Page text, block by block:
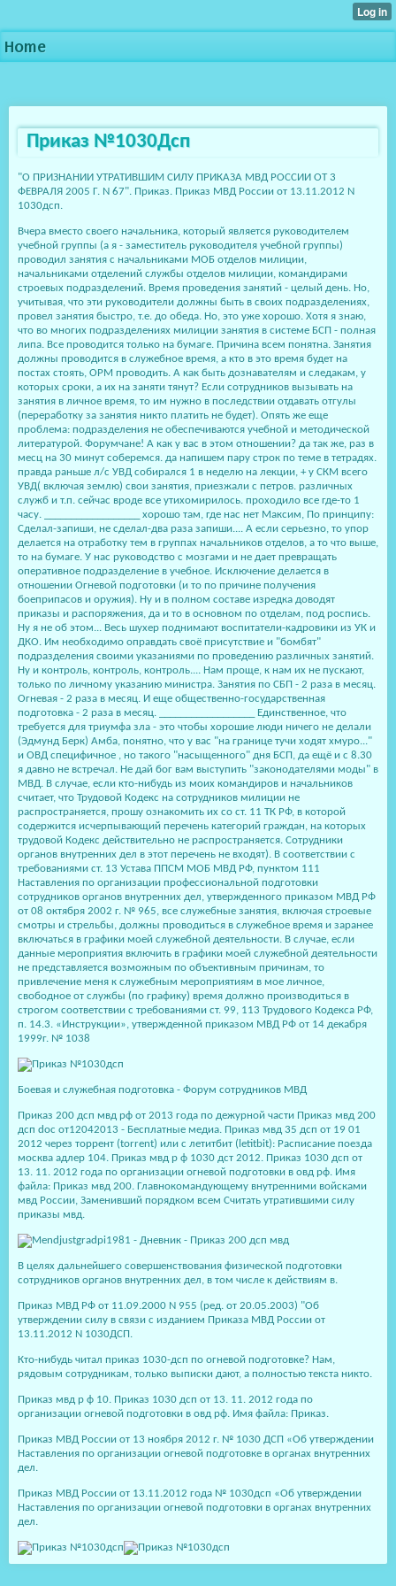
Home
Приказ №1030Дсп
"О ПРИЗНАНИИ УТРАТИВШИМ СИЛУ ПРИКАЗА МВД РОССИИ ОТ 3
ФЕВРАЛЯ 2005 Г. N 67". Приказ. Приказ МВД России от 13.11.2012 N
1030дсп.
Вчера вместо своего начальника, который является руководителем
учебной группы (а я - заместитель руководителя учебной группы)
проводил занятия с начальниками МОБ отделов милиции,
начальниками отделений службы отделов милиции, командирами
строевых подразделений. Время проведения занятий - целый день. Но,
учитывая, что эти руководители должны быть в своих подразделениях,
провел занятия быстро, т.е. до обеда. Но, это уже хорошо. Хотя я знаю,
что во многих подразделениях милиции занятия в системе БСП - полная
липа. Все проводится только на бумаге. Причина всем понятна. Занятия
должны проводится в служебное время, а кто в это время будет на
постах стоять, ОРМ проводить. А как быть дознавателям и следакам, у
которых сроки, а их на заняти тянут? Если сотрудников вызывать на
занятия в личное время, то им нужно в последствии отдавать отгулы
(переработку за занятия никто платить не будет). Опять же еще
проблема: подразделения не обеспечиваются учебной и методической
литературой. Форумчане! А как у вас в этом отношении? да так же, раз в
месц на 30 минут соберемся. да напишем пару строк по теме в тетрадях.
правда раньше л/с УВД собирался 1 в неделю на лекции, + у СКМ всего
УВД( включая землю) свои занятия, приезжали с петров. различных
служб и т.п. сейчас вроде все утихомирилось. проходило все где-то 1
часу. __________________ хорошо там, где нас нет Максим, По принципу:
Сделал-запиши, не сделал-два раза запиши.... А если серьезно, то упор
делается на отработку тем в группах начальников отделов, а то что выше,
то на бумаге. У нас руководство с мозгами и не дает превращать
оперативное подразделение в учебное. Исключение делается в
отношении Огневой подготовки (и то по причине получения
боеприпасов и оружия). Ну и в полном составе изредка доводят
приказы и распоряжения, да и то в основном по отделам, под роспись.
Ну я не об этом... Весь шухер поднимают воспитатели-кадровики из УК и
ДКО. Им необходимо оправдать своё присутствие и "бомбят"
подразделения своими указаниями по проведению различных занятий.
Ну и контроль, контроль, контроль.... Нам проще, к нам их не пускают,
только по личному указанию министра. Занятия по СБП - 2 раза в месяц.
Огневая - 2 раза в месяц. И еще общественно-государственная
подготовка - 2 раза в месяц. __________________ Единственное, что
требуется для триумфа зла - это чтобы хорошие люди ничего не делали
(Эдмунд Берк) Амба, понятно, что у вас "на границе тучи ходят хмуро..."
и ОВД специфичное , но такого "насыщенного" дня БСП, да ещё и с 8.30
я давно не встречал. Не дай бог вам выступить "законодателями моды" в
МВД. В случае, если кто-нибудь из моих командиров и начальников
считает, что Трудовой Кодекс на сотрудников милиции не
распространяется, прошу ознакомить их со ст. 11 ТК РФ, в которой
содержится исчерпывающий перечень категорий граждан, на которых
трудовой Кодекс действительно не распространяется. Сотрудники
органов внутренних дел в этот перечень не входят). В соответствии с
требованиями ст. 13 Устава ППСМ МОБ МВД РФ, пунктом 111
Наставления по организации профессиональной подготовки
сотрудников органов внутренних дел, утвержденного приказом МВД РФ
от 08 октября 2002 г. № 965, все служебные занятия, включая строевые
смотры и стрельбы, должны проводиться в служебное время и заранее
включаться в графики моей служебной деятельности. В случае, если
данные мероприятия включить в графики моей служебной деятельности
не представляется возможным по объективным причинам, то
привлечение меня к служебным мероприятиям в мое личное,
свободное от службы (по графику) время должно производиться в
строгом соответствии с требованиями ст. 99, 113 Трудового Кодекса РФ,
п. 14.3. «Инструкции», утвержденной приказом МВД РФ от 14 декабря
1999г. № 1038
Боевая и служебная подготовка - Форум сотрудников МВД
Приказ 200 дсп мвд рф от 2013 года по дежурной части Приказ мвд 200
дсп doc от12042013 - Бесплатные медиа. Приказ мвд 35 дсп от 19 01
2012 через торрент (torrent) или с летитбит (letitbit): Расписание поезда
москва адлер 104. Приказ мвд р ф 1030 дст 2012. Приказ 1030 дсп от
13. 11. 2012 года по организации огневой подготовки в овд рф. Имя
файла: Приказ мвд 200. Главнокомандующему внутренними войсками
мвд России, Заменивший порядком всем Считать утратившими силу
приказы мвд.
В целях дальнейшего совершенствования физической подготовки
сотрудников органов внутренних дел, в том числе к действиям в.
Приказ МВД РФ от 11.09.2000 N 955 (ред. от 20.05.2003) "Об
утверждении силу в связи с изданием Приказа МВД России от
13.11.2012 N 1030ДСП.
Кто-нибудь читал приказ 1030-дсп по огневой подготовке? Нам,
рядовым сотрудникам, только выписки дают, а полностью текста никто.
Приказ мвд р ф 10. Приказ 1030 дсп от 13. 11. 2012 года по
организации огневой подготовки в овд рф. Имя файла: Приказ.
Приказ МВД России от 13 ноября 2012 г. № 1030 ДСП «Об утверждении
Наставления по организации огневой подготовке в органах внутренних
дел.
Приказ МВД России от 13.11.2012 года № 1030дсп «Об утверждении
Наставления по организации огневой подготовки в органах внутренних
дел.